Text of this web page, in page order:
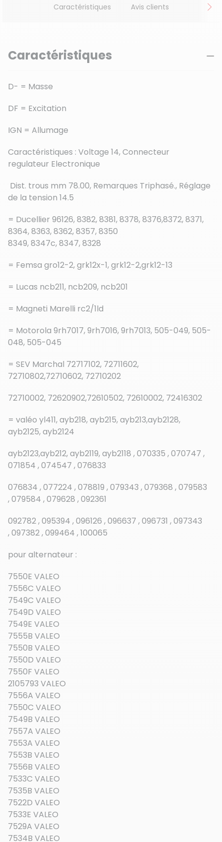
Caractéristiques Avis clients
Caractéristiques
D- = Masse
DF = Excitation
IGN = Allumage
Caractéristiques : Voltage 14,Connecteur
regulateur Electronique
Dist. trous mm 78.00, Remarques Triphasé., Réglage
de la tension 14.5
= Ducellier 96126, 8382, 8381, 8378, 8376,8372, 8371,
8364, 8363, 8362, 8357, 8350
8349, 8347c, 8347, 8328
= Femsa gro12-2, grk12x-1, grk12-2,grk12-13
= Lucas ncb211, ncb209, ncb201
= Magneti Marelli rc2/1ld
= Motorola 9rh7017, 9rh7016, 9rh7013, 505-049, 505-
048, 505-045
= SEV Marchal 72717102, 72711602,
72710802,72710602, 72710202
72710002, 72620902,72610502, 72610002, 72416302
= valéo yl411, ayb218, ayb215, ayb213,ayb2128,
ayb2125, ayb2124
ayb2123,ayb212, ayb2119, ayb2118 , 070335 , 070747 ,
071854 , 074547 , 076833
076834 , 077224 , 078819 , 079343 , 079368 , 079583
, 079584 , 079628 , 092361
092782 , 095394 , 096126 , 096637 , 096731 , 097343
, 097382 , 099464 , 100065
pour alternateur :
7550E VALEO
7556C VALEO
7549C VALEO
7549D VALEO
7549E VALEO
7555B VALEO
7550B VALEO
7550D VALEO
7550F VALEO
2105793 VALEO
7556A VALEO
7550C VALEO
7549B VALEO
7557A VALEO
7553A VALEO
7553B VALEO
7556B VALEO
7533C VALEO
7535B VALEO
7522D VALEO
7533E VALEO
7529A VALEO
7534B VALEO